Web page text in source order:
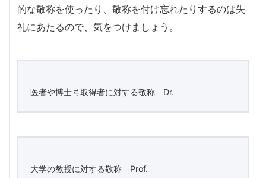
的な敬称を使ったり、敬称を付け忘れたりするのは失
礼にあたるので、気をつけましょう。
医者や博士号取得者に対する敬称 Dr.
大学の教授に対する敬称 Prof.